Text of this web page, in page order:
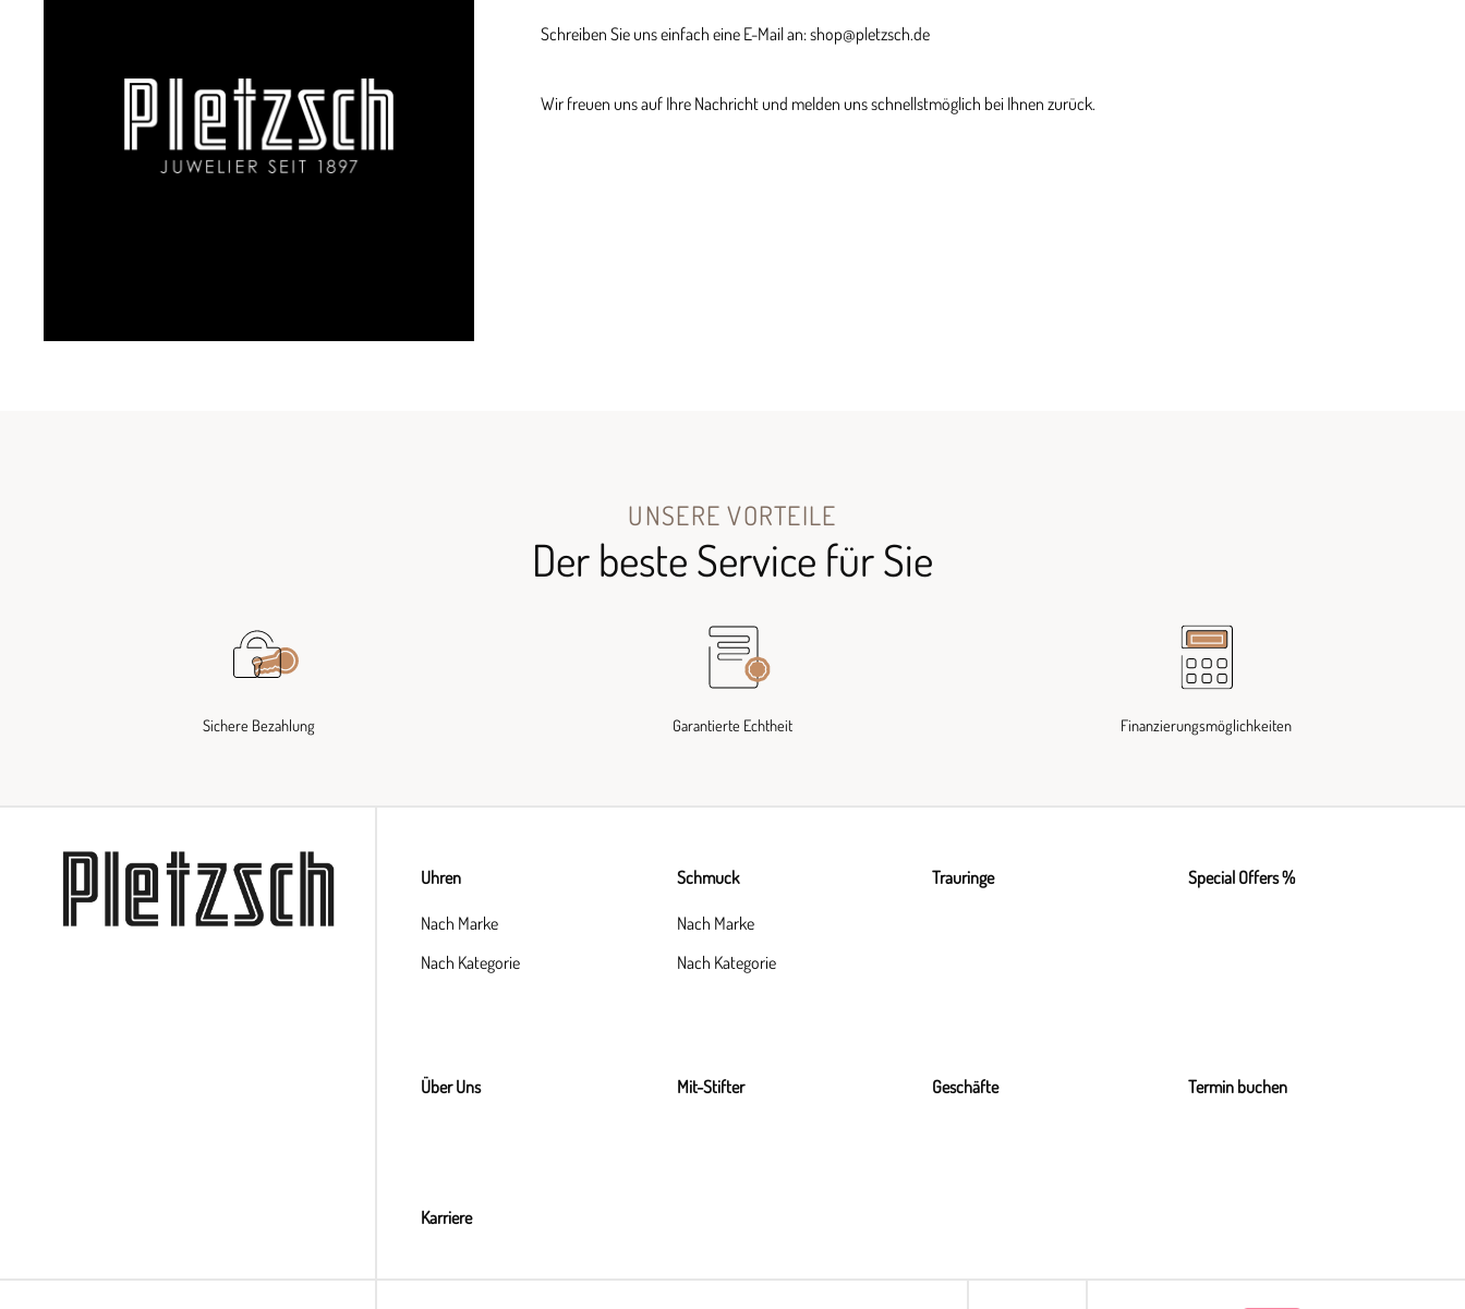
Schreiben Sie uns einfach eine E-Mail an: shop@pletzsch.de
Wir freuen uns auf Ihre Nachricht und melden uns schnellstmöglich bei Ihnen zurück.
UNSERE VORTEILE
Der beste Service für Sie
Sichere Bezahlung Garantierte Echtheit Finanzierungsmöglichkeiten
Uhren
Nach Marke
Nach Kategorie
Schmuck
Nach Marke
Nach Kategorie
Trauringe Special Offers %
Über Uns Mit-Stifter Geschäfte Termin buchen
Karriere